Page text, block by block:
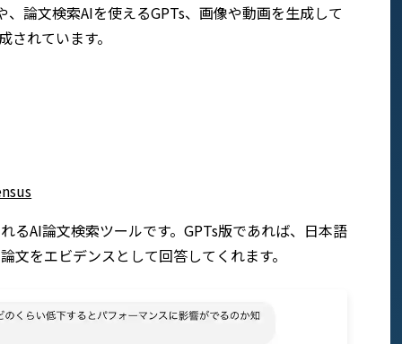
論文検索AIを使えるGPTs、画像や動画を生成して
されています。
るAI論文検索ツールです。GPTs版であれば、日本語
文をエビデンスとして回答してくれます。